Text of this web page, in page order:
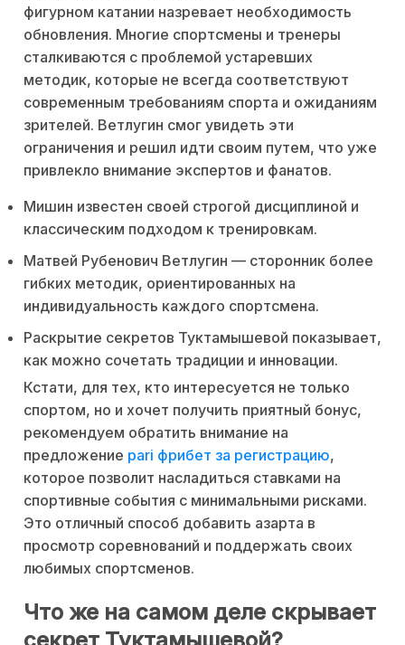
фигурном катании назревает необходимость
обновления. Многие спортсмены и тренеры
сталкиваются с проблемой устаревших
методик, которые не всегда соответствуют
современным требованиям спорта и ожиданиям
зрителей. Ветлугин смог увидеть эти
ограничения и решил идти своим путем, что уже
привлекло внимание экспертов и фанатов.
Мишин известен своей строгой дисциплиной и
классическим подходом к тренировкам.
Матвей Рубенович Ветлугин — сторонник более
гибких методик, ориентированных на
индивидуальность каждого спортсмена.
Раскрытие секретов Туктамышевой показывает,
как можно сочетать традиции и инновации.
Кстати, для тех, кто интересуется не только
спортом, но и хочет получить приятный бонус,
рекомендуем обратить внимание на
предложение pari фрибет за регистрацию,
которое позволит насладиться ставками на
спортивные события с минимальными рисками.
Это отличный способ добавить азарта в
просмотр соревнований и поддержать своих
любимых спортсменов.
Что же на самом деле скрывает